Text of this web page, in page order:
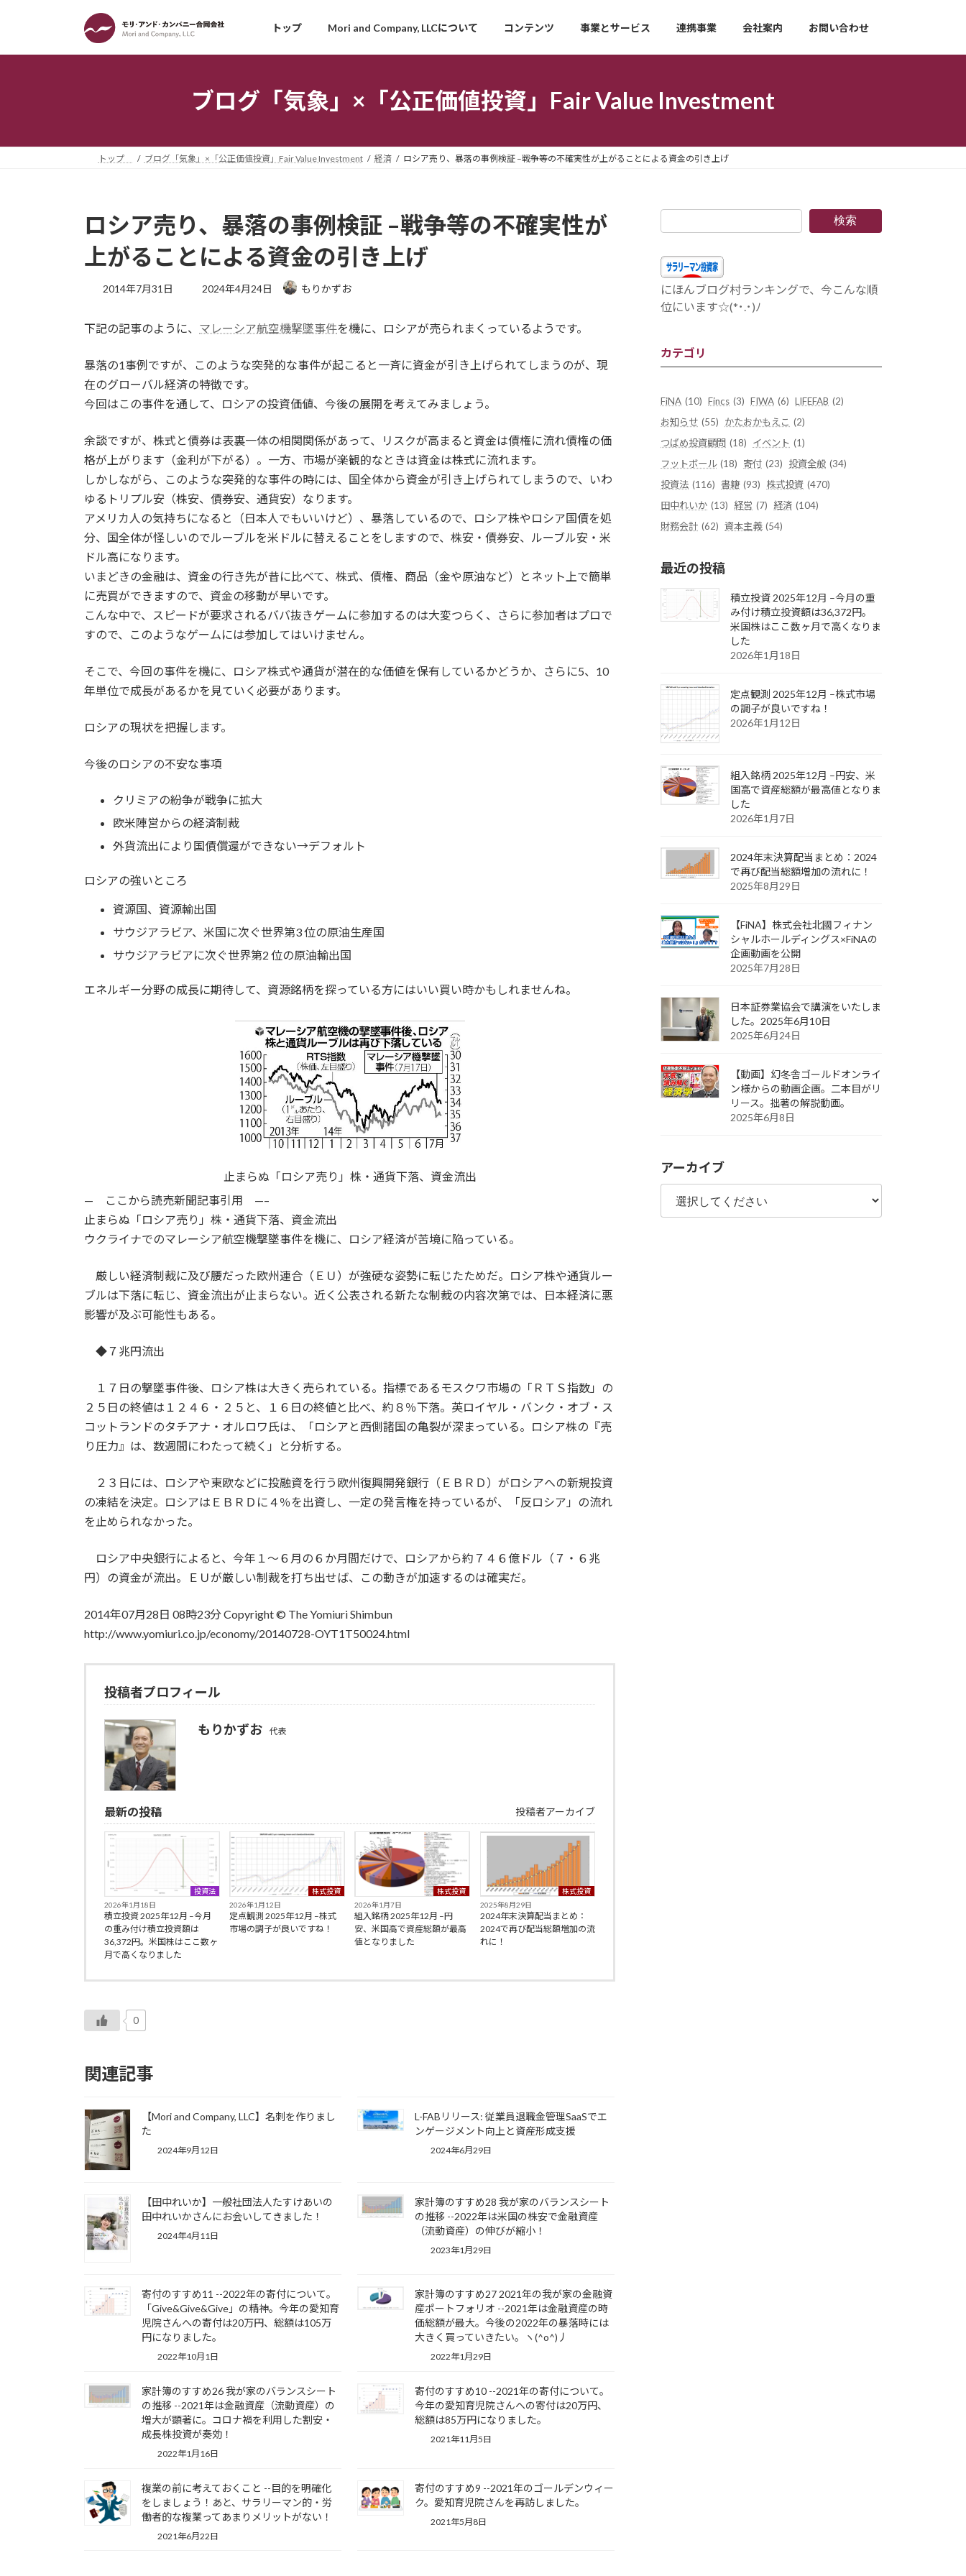
ッ
移
トップ Mori and Company, LLCについて コンテンツ 事業とサービス 連携事業 会社案内 お問い合わせ
ブログ「気象」×「公正価値投資」Fair Value Investment
トップ ブログ「気象」×「公正価値投資」Fair Value Investment 経済 ロシア売り、暴落の事例検証 –戦争等の不確実性が上がることによる資金の引き上げ
ロシア売り、暴落の事例検証 –戦争等の不確実性が
上がることによる資金の引き上げ
2014年7月31日
最
新
:
2024年4月24日 もりかずお
下記の記事のように、 マレーシア航空機撃墜事件を機に、ロシアが売られまくっているようです。
暴落の1事例ですが、このような突発的な事件が起こると一斉に資金が引き上げられてしまうのが、現
在のグローバル経済の特徴です。
今回はこの事件を通して、ロシアの投資価値、今後の展開を考えてみましょう。
余談ですが、株式と債券は表裏一体の相関関係があって、リスクが高まると資金は債権に流れ債権の価
格が上がります（金利が下がる）。一方、市場が楽観的なときは資金は株式に流れます。
しかしながら、このような突発的な事件の時には、国全体から資金が引き上げられてしまうので、いわ
ゆるトリプル安（株安、債券安、通貨安）なります。
アメリカ人の気持ちになると（日本人でもいいけど）、暴落しているので、ロシア株やロシア国債を処
分、国全体が怪しいのでルーブルを米ドルに替えることをしますので、株安・債券安、ルーブル安・米
ドル高になります。
いまどきの金融は、資金の行き先が昔に比べて、株式、債権、商品（金や原油など）とネット上で簡単
に売買ができますので、資金の移動が早いです。
こんな中で、スピードが要求されるババ抜きゲームに参加するのは大変つらく、さらに参加者はプロで
すので、このようなゲームには参加してはいけません。
そこで、今回の事件を機に、ロシア株式や通貨が潜在的な価値を保有しているかどうか、さらに5、10
年単位で成長があるかを見ていく必要があります。
ロシアの現状を把握します。
今後のロシアの不安な事項
クリミアの紛争が戦争に拡大
欧米陣営からの経済制裁
外貨流出により国債償還ができない→デフォルト
ロシアの強いところ
資源国、資源輸出国
サウジアラビア、米国に次ぐ世界第3 位の原油生産国
サウジアラビアに次ぐ世界第2 位の原油輸出国
エネルギー分野の成長に期待して、資源銘柄を探っている方にはいい買い時かもしれませんね。
止まらぬ「ロシア売り」株・通貨下落、資金流出
— ここから読売新聞記事引用 —–
止まらぬ「ロシア売り」株・通貨下落、資金流出
ウクライナでのマレーシア航空機撃墜事件を機に、ロシア経済が苦境に陥っている。
厳しい経済制裁に及び腰だった欧州連合（ＥＵ）が強硬な姿勢に転じたためだ。ロシア株や通貨ルー
ブルは下落に転じ、資金流出が止まらない。近く公表される新たな制裁の内容次第では、日本経済に悪
影響が及ぶ可能性もある。
◆７兆円流出
１７日の撃墜事件後、ロシア株は大きく売られている。指標であるモスクワ市場の「ＲＴＳ指数」の
２５日の終値は１２４６・２５と、１６日の終値と比べ、約８％下落。英ロイヤル・バンク・オブ・ス
コットランドのタチアナ・オルロワ氏は、「ロシアと西側諸国の亀裂が深まっている。ロシア株の『売
り圧力』は、数週間にわたって続く」と分析する。
２３日には、ロシアや東欧などに投融資を行う欧州復興開発銀行（ＥＢＲＤ）がロシアへの新規投資
の凍結を決定。ロシアはＥＢＲＤに４％を出資し、一定の発言権を持っているが、「反ロシア」の流れ
を止められなかった。
ロシア中央銀行によると、今年１～６月の６か月間だけで、ロシアから約７４６億ドル（７・６兆
円）の資金が流出。ＥＵが厳しい制裁を打ち出せば、この動きが加速するのは確実だ。
2014年07月28日 08時23分 Copyright © The Yomiuri Shimbun
http://www.yomiuri.co.jp/economy/20140728-OYT1T50024.html
投稿者プロフィール
もりかずお 代表
最新の投稿 投稿者アーカイブ
投資法
2026年1月18日
積立投資 2025年12月 –今月
の重み付け積立投資額は
36,372円。米国株はここ数ヶ
月で高くなりました
株式投資
2026年1月12日
定点観測 2025年12月 –株式
市場の調子が良いですね！
株式投資
2026年1月7日
組入銘柄 2025年12月 –円
安、米国高で資産総額が最高
値となりました
株式投資
2025年8月29日
2024年末決算配当まとめ：
2024で再び配当総額増加の流
れに！
0
関連記事
【Mori and Company, LLC】名刺を作りまし
た
2024年9月12日
L-FABリリース: 従業員退職金管理SaaSでエ
ンゲージメント向上と資産形成支援
2024年6月29日
【田中れいか】一般社団法人たすけあいの
田中れいかさんにお会いしてきました！
2024年4月11日
家計簿のすすめ28 我が家のバランスシート
の推移 --2022年は米国の株安で金融資産
（流動資産）の伸びが縮小！
2023年1月29日
寄付のすすめ11 --2022年の寄付について。
「Give&Give&Give」の精神。今年の愛知育
児院さんへの寄付は20万円、総額は105万
円になりました。
2022年10月1日
家計簿のすすめ27 2021年の我が家の金融資
産ポートフォリオ --2021年は金融資産の時
価総額が最大。今後の2022年の暴落時には
大きく買っていきたい。ヽ(^o^)丿
2022年1月29日
家計簿のすすめ26 我が家のバランスシート
の推移 --2021年は金融資産（流動資産）の
増大が顕著に。コロナ禍を利用した割安・
成長株投資が奏効！
2022年1月16日
寄付のすすめ10 --2021年の寄付について。
今年の愛知育児院さんへの寄付は20万円、
総額は85万円になりました。
2021年11月5日
複業の前に考えておくこと --目的を明確化
をしましょう！あと、サラリーマン的・労
働者的な複業ってあまりメリットがない！
2021年6月22日
寄付のすすめ9 --2021年のゴールデンウィー
ク。愛知育児院さんを再訪しました。
2021年5月8日
検索
にほんブログ村ランキングで、今こんな順
位にいます☆(*･.･)ﾉ
カテゴリ
FiNA (10) Fincs (3) FIWA (6) LIFEFAB (2)
お知らせ (55) かたおかもえこ (2)
つばめ投資顧問 (18) イベント (1)
フットボール (18) 寄付 (23) 投資全般 (34)
投資法 (116) 書籍 (93) 株式投資 (470)
田中れいか (13) 経営 (7) 経済 (104)
財務会計 (62) 資本主義 (54)
最近の投稿
積立投資 2025年12月 –今月の重
み付け積立投資額は36,372円。
米国株はここ数ヶ月で高くなりま
した
2026年1月18日
定点観測 2025年12月 –株式市場
の調子が良いですね！
2026年1月12日
組入銘柄 2025年12月 –円安、米
国高で資産総額が最高値となりま
した
2026年1月7日
2024年末決算配当まとめ：2024
で再び配当総額増加の流れに！
2025年8月29日
【FiNA】株式会社北國フィナン
シャルホールディングス×FiNAの
企画動画を公開
2025年7月28日
日本証券業協会で講演をいたしま
した。2025年6月10日
2025年6月24日
【動画】幻冬舎ゴールドオンライ
ン様からの動画企画。二本目がリ
リース。拙著の解説動画。
2025年6月8日
アーカイブ